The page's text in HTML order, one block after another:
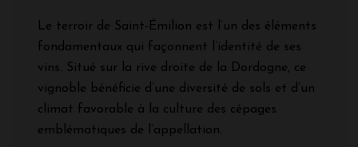
Le terroir de Saint-Émilion est l’un des éléments
fondamentaux qui façonnent l’identité de ses
vins. Situé sur la rive droite de la Dordogne, ce
vignoble bénéficie d’une diversité de sols et d’un
climat favorable à la culture des cépages
emblématiques de l’appellation.